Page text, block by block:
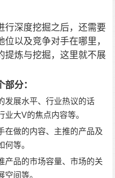
行深度挖掘之后，还需要
以及竞争对手在哪里，
提炼与挖掘，这里就不展
分：
发展水平、行业热议的话
大V的焦点内容等。
在做的内容、主推的产品及
等。
产品的市场容量、市场的关
间等。